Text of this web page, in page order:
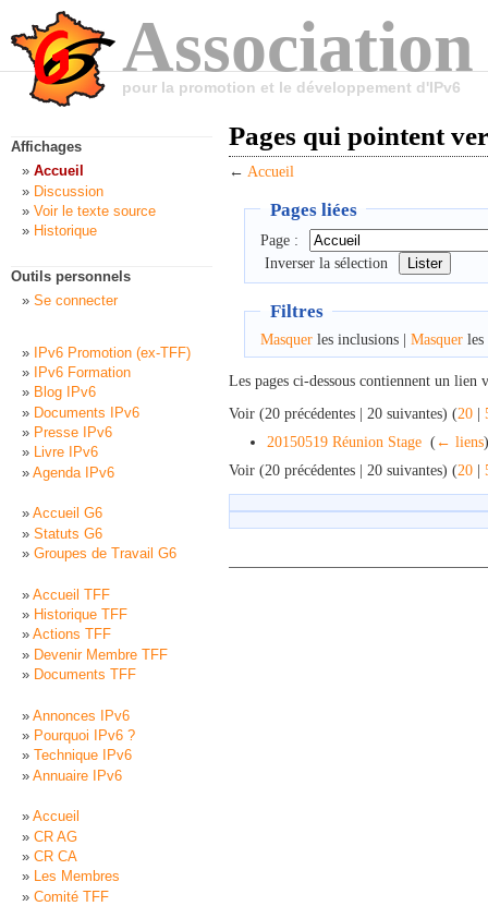
pour la promotion et le développement d'IPv6
Pages qui pointent
← Accueil
Pages liées
Page :
Inverser la sélection
Filtres
Masquerles inclusions | Masquerles
Les pages ci-dessous contiennent un lien
Voir (20 précédentes | 20 suivantes) (20 |
20150519 Réunion Stage ( ← liens)
Voir (20 précédentes | 20 suivantes) (20 |
Affichages
Accueil
Discussion
Voir le texte source
Historique
Outils personnels
Se connecter
IPv6 Promotion (ex-TFF)
IPv6 Formation
Blog IPv6
Documents IPv6
Presse IPv6
Livre IPv6
Agenda IPv6
Accueil G6
Statuts G6
Groupes de Travail G6
Accueil TFF
Historique TFF
Actions TFF
Devenir Membre TFF
Documents TFF
Annonces IPv6
Pourquoi IPv6 ?
Technique IPv6
Annuaire IPv6
Accueil
CR AG
CR CA
Les Membres
Comité TFF